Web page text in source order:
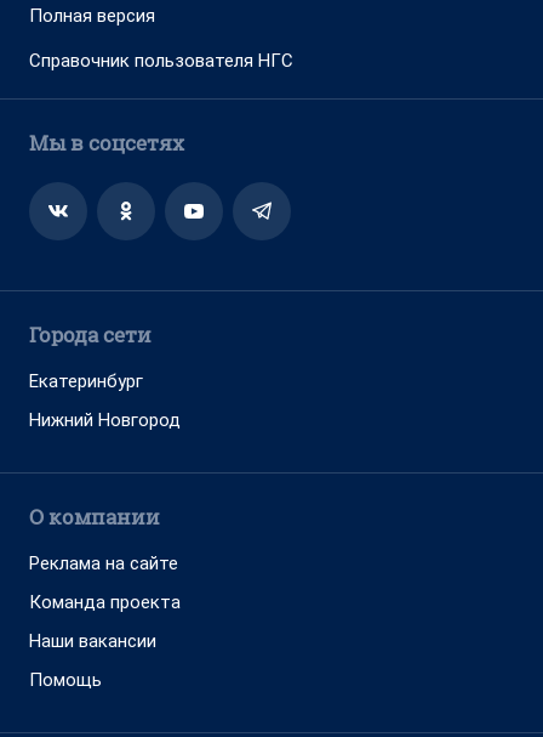
Полная версия
Справочник пользователя НГС
Мы в соцсетях
Города сети
Екатеринбург
Нижний Новгород
О компании
Реклама на сайте
Команда проекта
Наши вакансии
Помощь